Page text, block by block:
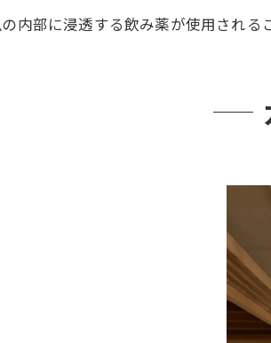
内部に浸透する飲み薬が使用される